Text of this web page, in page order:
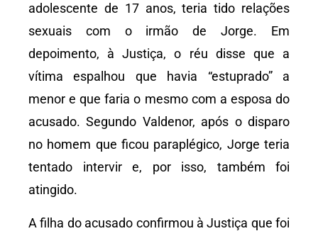
adolescente de 17 anos, teria tido relações
sexuais com o irmão de Jorge. Em
depoimento, à Justiça, o réu disse que a
vítima espalhou que havia “estuprado” a
menor e que faria o mesmo com a esposa do
acusado. Segundo Valdenor, após o disparo
no homem que ficou paraplégico, Jorge teria
tentado intervir e, por isso, também foi
atingido.
A filha do acusado confirmou à Justiça que foi